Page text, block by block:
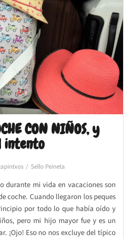
CON NIÑOS, y
intento
Sello Peineta
durante mi vida en vacaciones son
coche. Cuando llegaron los peques
por todo lo que había oído y
pero mi hijo mayor fue y es un
¡Ojo! Eso no nos excluye del típico